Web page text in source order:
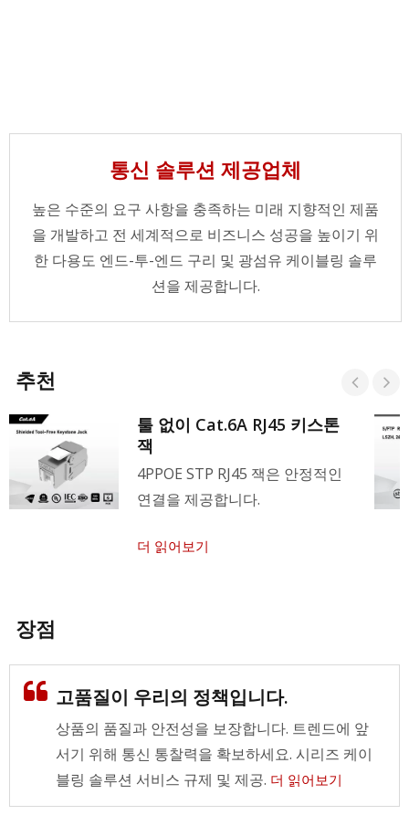
통신 솔루션 제공업체
높은 수준의 요구 사항을 충족하는 미래 지향적인 제품
을 개발하고 전 세계적으로 비즈니스 성공을 높이기 위
한 다용도 엔드-투-엔드 구리 및 광섬유 케이블링 솔루
션을 제공합니다.
추천
툴 없이 Cat.6A RJ45 키스톤
잭
4PPOE STP RJ45 잭은 안정적인
연결을 제공합니다.
더 읽어보기
장점
고품질이 우리의 정책입니다.
상품의 품질과 안전성을 보장합니다. 트렌드에 앞
서기 위해 통신 통찰력을 확보하세요. 시리즈 케이
블링 솔루션 서비스 규제 및 제공. 더 읽어보기